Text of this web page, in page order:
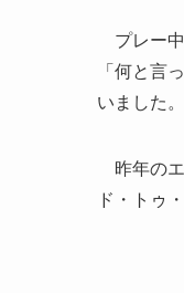
プレー中
「何と言
いました
昨年のエ
ド・トゥ